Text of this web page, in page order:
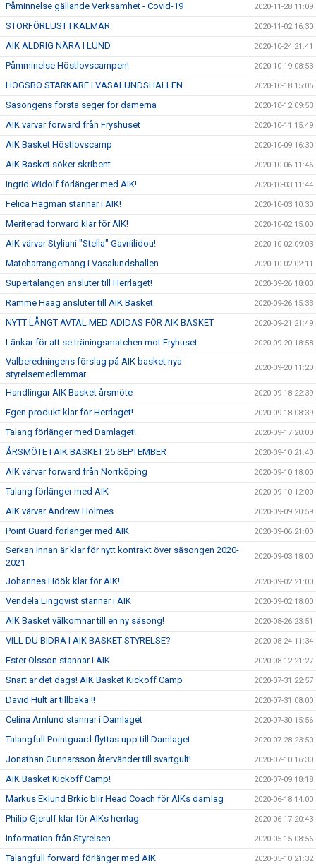
Påminnelse gällande Verksamhet - Covid-19 2020-11-28 11:09
STORFÖRLUST I KALMAR 2020-11-02 16:30
AIK ALDRIG NÄRA I LUND 2020-10-24 21:41
Påmminelse Höstlovscampen! 2020-10-19 08:53
HÖGSBO STARKARE I VASALUNDSHALLEN 2020-10-18 15:05
Säsongens första seger för damerna 2020-10-12 09:53
AIK värvar forward från Fryshuset 2020-10-11 15:49
AIK Basket Höstlovscamp 2020-10-09 16:30
AIK Basket söker skribent 2020-10-06 11:46
Ingrid Widolf förlänger med AIK! 2020-10-03 11:44
Felica Hagman stannar i AIK! 2020-10-03 10:30
Meriterad forward klar för AIK! 2020-10-02 15:00
AIK värvar Styliani "Stella" Gavriilidou! 2020-10-02 09:03
Matcharrangemang i Vasalundshallen 2020-10-02 02:11
Supertalangen ansluter till Herrlaget! 2020-09-26 18:00
Ramme Haag ansluter till AIK Basket 2020-09-26 15:33
NYTT LÅNGT AVTAL MED ADIDAS FÖR AIK BASKET 2020-09-21 21:49
Länkar för att se träningsmatchen mot Fryhuset 2020-09-20 18:58
Valberedningens förslag på AIK basket nya
styrelsemedlemmar
2020-09-20 11:20
Handlingar AIK Basket årsmöte 2020-09-18 22:39
Egen produkt klar för Herrlaget! 2020-09-18 08:39
Talang förlänger med Damlaget! 2020-09-17 20:00
ÅRSMÖTE I AIK BASKET 25 SEPTEMBER 2020-09-10 21:40
AIK värvar forward från Norrköping 2020-09-10 18:00
Talang förlänger med AIK 2020-09-10 12:00
AIK värvar Andrew Holmes 2020-09-09 20:59
Point Guard förlänger med AIK 2020-09-06 21:00
Serkan Innan är klar för nytt kontrakt över säsongen 2020-
2021
2020-09-03 18:00
Johannes Höök klar för AIK! 2020-09-02 21:00
Vendela Lingqvist stannar i AIK 2020-09-02 18:00
AIK Basket välkomnar till en ny säsong! 2020-08-26 23:51
VILL DU BIDRA I AIK BASKET STYRELSE? 2020-08-24 11:34
Ester Olsson stannar i AIK 2020-08-12 21:27
Snart är det dags! AIK Basket Kickoff Camp 2020-07-31 22:57
David Hult är tillbaka !! 2020-07-31 08:00
Celina Arnlund stannar i Damlaget 2020-07-30 15:56
Talangfull Pointguard flyttas upp till Damlaget 2020-07-28 23:50
Jonathan Gunnarsson återvänder till svartgult! 2020-07-10 16:30
AIK Basket Kickoff Camp! 2020-07-09 18:18
Markus Eklund Brkic blir Head Coach för AIKs damlag 2020-06-18 14:00
Philip Gjerulf klar för AIKs herrlag 2020-06-17 20:43
Information från Styrelsen 2020-05-15 08:56
Talangfull forward förlänger med AIK 2020-05-10 21:32